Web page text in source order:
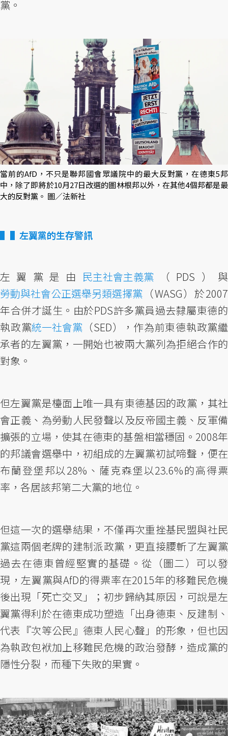
黨。
當前的AfD，不只是聯邦國會眾議院中的最大反對黨，在德東5邦
中，除了即將於10月27日改選的圖林根邦以外，在其他4個邦都是最
大的反對黨。 圖／法新社
▌左翼黨的生存警訊
左翼黨是由 民主社會主義黨（PDS）與
勞動與社會公正選舉另類選擇黨 （WASG）於2007
年合併才誕生。由於PDS許多黨員過去隸屬東德的
執政黨統一社會黨 （SED），作為前東德執政黨繼
承者的左翼黨，一開始也被兩大黨列為拒絕合作的
對象。
但左翼黨是檯面上唯一具有東德基因的政黨，其社
會正義、為勞動人民發聲以及反帝國主義、反軍備
擴張的立場，使其在德東的基盤相當穩固。2008年
的邦議會選舉中，初組成的左翼黨初試啼聲，便在
布蘭登堡邦以28%、薩克森堡以23.6%的高得票
率，各居該邦第二大黨的地位。
但這一次的選舉結果，不僅再次重挫基民盟與社民
黨這兩個老牌的建制派政黨，更直接腰斬了左翼黨
過去在德東曾經堅實的基礎。從（圖二）可以發
現，左翼黨與AfD的得票率在2015年的移難民危機
後出現「死亡交叉」；初步歸納其原因，可說是左
翼黨得利於在德東成功塑造「出身德東、反建制、
代表『次等公民』德東人民心聲」的形象，但也因
為執政包袱加上移難民危機的政治發酵，造成黨的
隱性分裂，而種下失敗的果實。